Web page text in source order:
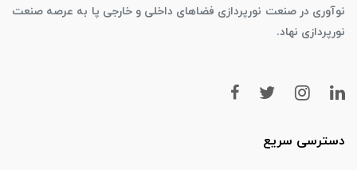
نوآوری در صنعت نورپردازی فضاهای داخلی و خارجی پا به عرصه صنعت
نورپردازی نهاد.
دسترسی سریع